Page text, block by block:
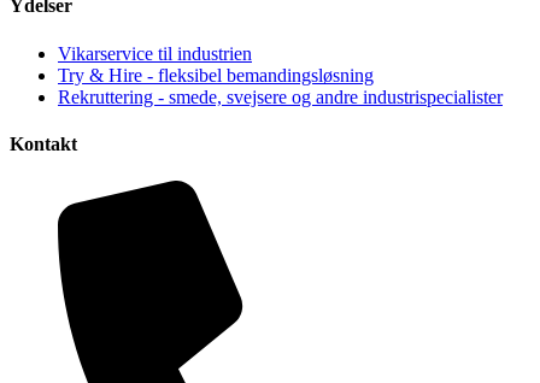
Ydelser
Vikarservice til industrien
Try & Hire - fleksibel bemandingsløsning
Rekruttering - smede, svejsere og andre industrispecialister
Kontakt